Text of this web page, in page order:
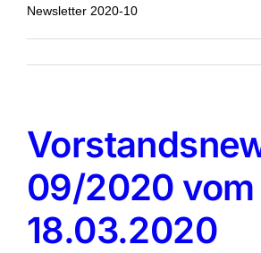
Newsletter 2020-10
09/2020 vom
18.03.2020